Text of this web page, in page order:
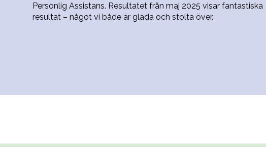
Personlig Assistans. Resultatet från maj 2025 visar fantastiska
resultat – något vi både är glada och stolta över.